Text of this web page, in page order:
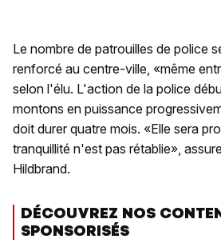
Le nombre de patrouilles de police
renforcé au centre-ville, «même
selon l'élu. L'action de la police
montons en puissance
doit durer quatre mois. «Elle sera
tranquillité n'est pas rétablie»,
Hildbrand.
DÉCOUVREZ NOS
SPONSORISÉS